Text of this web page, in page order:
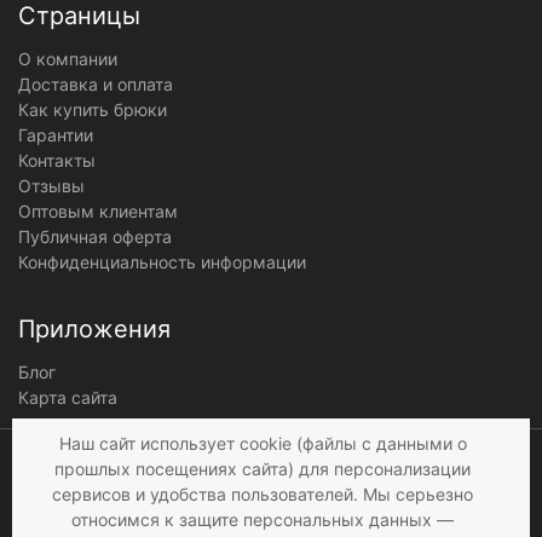
Страницы
О компании
Доставка и оплата
Как купить брюки
Гарантии
Контакты
Отзывы
Оптовым клиентам
Публичная оферта
Конфиденциальность информации
Приложения
Блог
Карта сайта
Мы получаем и
обрабатываем
персональные данные
посетителей нашего сайта в
Наш сайт использует cookie (файлы с данными о
прошлых посещениях сайта) для персонализации
сервисов и удобства пользователей. Мы серьезно
относимся к защите персональных данных —